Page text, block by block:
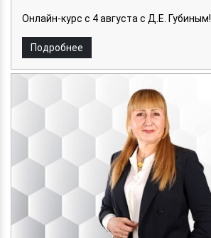
Онлайн-курс с 4 августа с Д.Е. Губиным!
Подробнее